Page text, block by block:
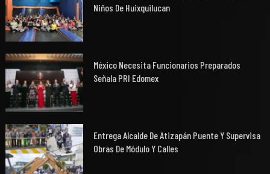
Niños De Huixquilucan
México Necesita Funcionarios Preparados
Señala PRI Edomex
Entrega Alcalde De Atizapán Puente Y Supervisa
Obras De Módulo Y Calles